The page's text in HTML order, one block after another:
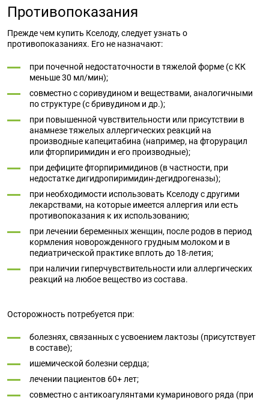
Противопоказания
Прежде чем купить Кселоду, следует узнать о
противопоказаниях. Его не назначают:
при почечной недостаточности в тяжелой форме (с КК
меньше 30 мл/мин);
совместно с соривудином и веществами, аналогичными
по структуре (с бривудином и др.);
при повышенной чувствительности или присутствии в
анамнезе тяжелых аллергических реакций на
производные капецитабина (например, на фторурацил
или фторпиримидин и его производные);
при дефиците фторпиримидинов (в частности, при
недостатке дигидропиримидин-дегидрогеназы);
при необходимости использовать Кселоду с другими
лекарствами, на которые имеется аллергия или есть
противопоказания к их использованию;
при лечении беременных женщин, после родов в период
кормления новорожденного грудным молоком и в
педиатрической практике вплоть до 18-летия;
при наличии гиперчувствительности или аллергических
реакций на любое вещество из состава.
Осторожность потребуется при:
болезнях, связанных с усвоением лактозы (присутствует
в составе);
ишемической болезни сердца;
лечении пациентов 60+ лет;
совместно с антикоагулянтами кумаринового ряда (при